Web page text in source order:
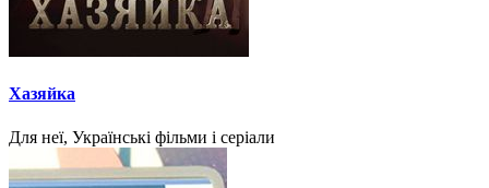
Хазяйка
Для неї, Українські фільми і серіали